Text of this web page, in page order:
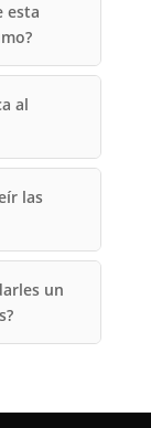
esta
al
las
un